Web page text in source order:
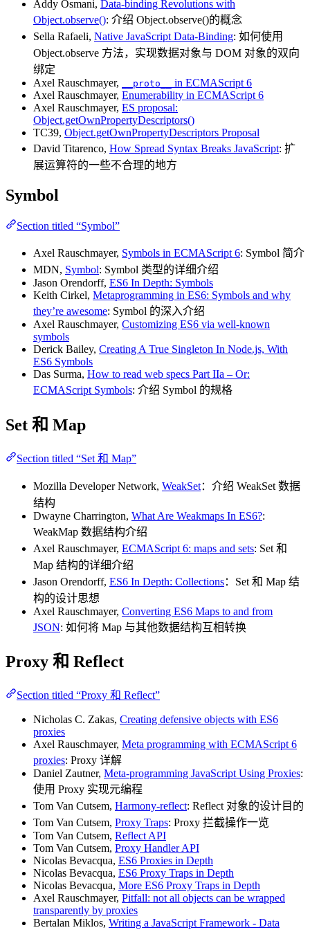
Addy Osmani, Data-binding Revolutions with
Object.observe(): 介绍 Object.observe()的概念
Sella Rafaeli, Native JavaScript Data-Binding: 如何使用
Object.observe 方法，实现数据对象与 DOM 对象的双向
绑定
Axel Rauschmayer,
__proto__
in ECMAScript 6
Axel Rauschmayer, Enumerability in ECMAScript 6
Axel Rauschmayer, ES proposal:
Object.getOwnPropertyDescriptors()
TC39, Object.getOwnPropertyDescriptors Proposal
David Titarenco, How Spread Syntax Breaks JavaScript: 扩
展运算符的一些不合理的地方
Symbol
Section titled “Symbol”
Axel Rauschmayer, Symbols in ECMAScript 6: Symbol 简介
MDN, Symbol: Symbol 类型的详细介绍
Jason Orendorff, ES6 In Depth: Symbols
Keith Cirkel, Metaprogramming in ES6: Symbols and why
they’re awesome: Symbol 的深入介绍
Axel Rauschmayer, Customizing ES6 via well-known
symbols
Derick Bailey, Creating A True Singleton In Node.js, With
ES6 Symbols
Das Surma, How to read web specs Part IIa – Or:
ECMAScript Symbols: 介绍 Symbol 的规格
Set 和 Map
Section titled “Set 和 Map”
Mozilla Developer Network, WeakSet：介绍 WeakSet 数据
结构
Dwayne Charrington, What Are Weakmaps In ES6?:
WeakMap 数据结构介绍
Axel Rauschmayer, ECMAScript 6: maps and sets: Set 和
Map 结构的详细介绍
Jason Orendorff, ES6 In Depth: Collections：Set 和 Map 结
构的设计思想
Axel Rauschmayer, Converting ES6 Maps to and from
JSON: 如何将 Map 与其他数据结构互相转换
Proxy 和 Reflect
Section titled “Proxy 和 Reflect”
Nicholas C. Zakas, Creating defensive objects with ES6
proxies
Axel Rauschmayer, Meta programming with ECMAScript 6
proxies: Proxy 详解
Daniel Zautner, Meta-programming JavaScript Using Proxies:
使用 Proxy 实现元编程
Tom Van Cutsem, Harmony-reflect: Reflect 对象的设计目的
Tom Van Cutsem, Proxy Traps: Proxy 拦截操作一览
Tom Van Cutsem, Reflect API
Tom Van Cutsem, Proxy Handler API
Nicolas Bevacqua, ES6 Proxies in Depth
Nicolas Bevacqua, ES6 Proxy Traps in Depth
Nicolas Bevacqua, More ES6 Proxy Traps in Depth
Axel Rauschmayer, Pitfall: not all objects can be wrapped
transparently by proxies
Bertalan Miklos, Writing a JavaScript Framework - Data